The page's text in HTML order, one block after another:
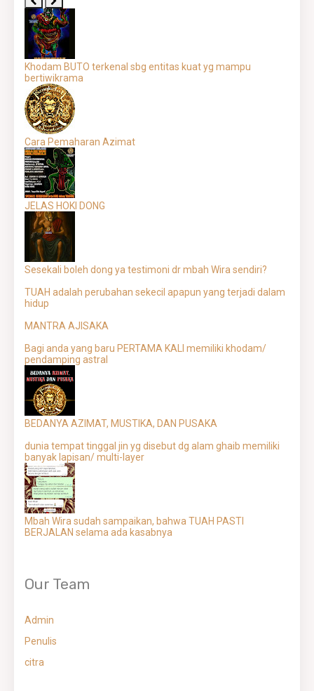
Khodam BUTO terkenal sbg entitas kuat yg mampu
bertiwikrama
Cara Pemaharan Azimat
JELAS HOKI DONG
Sesekali boleh dong ya testimoni dr mbah Wira sendiri?
TUAH adalah perubahan sekecil apapun yang terjadi dalam
hidup
MANTRA AJISAKA
Bagi anda yang baru PERTAMA KALI memiliki khodam/
pendamping astral
BEDANYA AZIMAT, MUSTIKA, DAN PUSAKA
dunia tempat tinggal jin yg disebut dg alam ghaib memiliki
banyak lapisan/ multi-layer
Mbah Wira sudah sampaikan, bahwa TUAH PASTI
BERJALAN selama ada kasabnya
Our Team
Admin
Penulis
citra